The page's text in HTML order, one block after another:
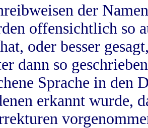
der
offensichtlich so
oder besser
dann so
Sprache in
erkannt wurde,